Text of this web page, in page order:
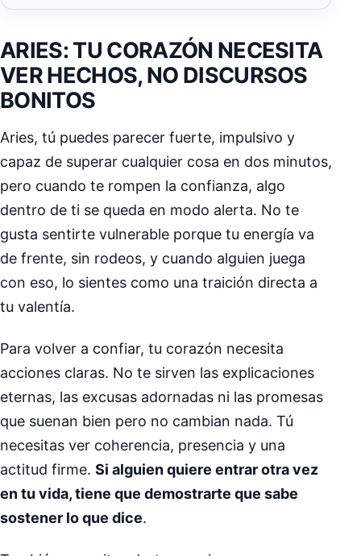
ARIES: TU CORAZÓN NECESITA
VER HECHOS, NO DISCURSOS
BONITOS
Aries, tú puedes parecer fuerte, impulsivo y
capaz de superar cualquier cosa en dos minutos,
pero cuando te rompen la confianza, algo
dentro de ti se queda en modo alerta. No te
gusta sentirte vulnerable porque tu energía va
de frente, sin rodeos, y cuando alguien juega
con eso, lo sientes como una traición directa a
tu valentía.
Para volver a confiar, tu corazón necesita
acciones claras. No te sirven las explicaciones
eternas, las excusas adornadas ni las promesas
que suenan bien pero no cambian nada. Tú
necesitas ver coherencia, presencia y una
actitud firme. Si alguien quiere entrar otra vez
en tu vida, tiene que demostrarte que sabe
sostener lo que dice.